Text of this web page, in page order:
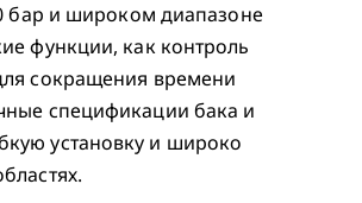
бар и широком диапазоне
функции, как контроль
сокращения времени
спецификации бака и
установку и широко